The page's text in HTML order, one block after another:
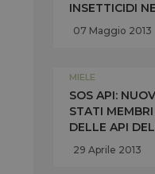
INSETTICIDI
DELLE API
07 Maggio 2013
MIELE
SOS API:
STATI
DELLE API
QUESTIONE
29 Aprile 2013